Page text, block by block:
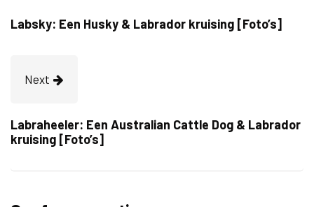
Labsky: Een Husky & Labrador kruising [Foto’s]
Next
Labraheeler: Een Australian Cattle Dog & Labrador
kruising [Foto’s]